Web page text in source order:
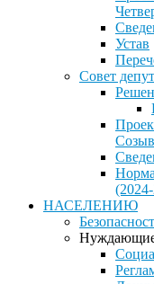
Устав
Совет
НАСЕЛЕНИЮ